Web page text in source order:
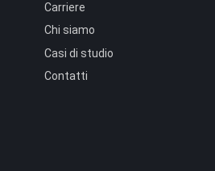
Carriere
Chi siamo
Casi di studio
Contatti